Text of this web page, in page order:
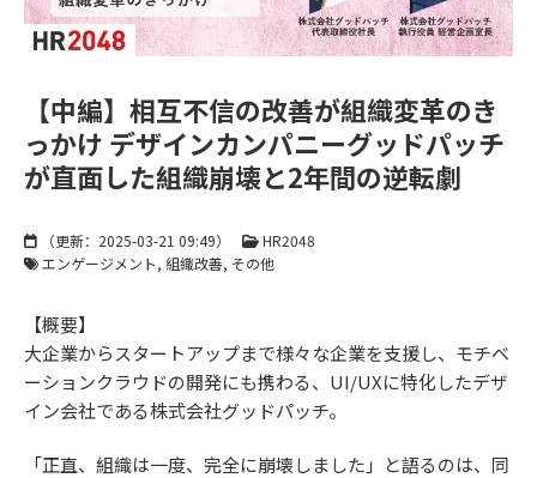
【中編】相互不信の改善が組織変革のき
っかけ デザインカンパニーグッドパッチ
が直面した組織崩壊と2年間の逆転劇
（更新： 2025-03-21 09:49）
HR2048
エンゲージメント 組織改善 その他
【概要】
大企業からスタートアップまで様々な企業を支援し、モチベ
ーションクラウドの開発にも携わる、UI/UXに特化したデザ
イン会社である株式会社グッドパッチ。
「正直、組織は一度、完全に崩壊しました」と語るのは、同